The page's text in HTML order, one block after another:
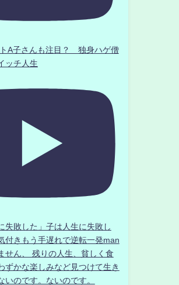
A子さんも注目？ 独身ハゲ僧
ッチ人生
失敗した」子は人生に失敗し
付きもう手遅れで逆転一発man
せん、 残りの人生、貧しく食
ずかな楽しみなど見つけて生き
いのです。ないのです。